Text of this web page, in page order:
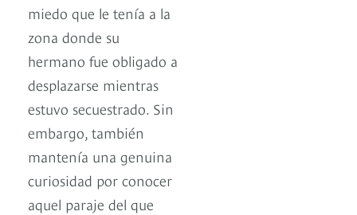
miedo que le tenía a la
zona donde su
hermano fue obligado a
desplazarse mientras
estuvo secuestrado. Sin
embargo, también
mantenía una genuina
curiosidad por conocer
aquel paraje del que